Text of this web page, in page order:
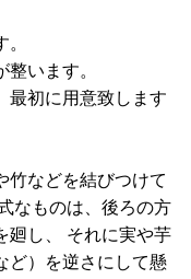
います。
最初に用意致します
竹などを結びつけて
なものは、後ろの方
廻し、 それに実や芋
ど）を逆さにして懸